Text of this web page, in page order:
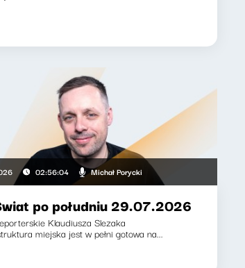
02:56:04 Michał Porycki
po południu 29.07.2026
Klaudiusza Slezaka
miejska jest w pełni gotowa na...